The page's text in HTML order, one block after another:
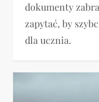
dokumenty
zapytać, by
dla ucznia.